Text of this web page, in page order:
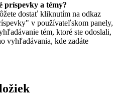
príspevky a témy?
dostať kliknutím na odkaz
v používateľskom panely,
tém, ktoré ste odoslali,
vyhľadávania, kde zadáte